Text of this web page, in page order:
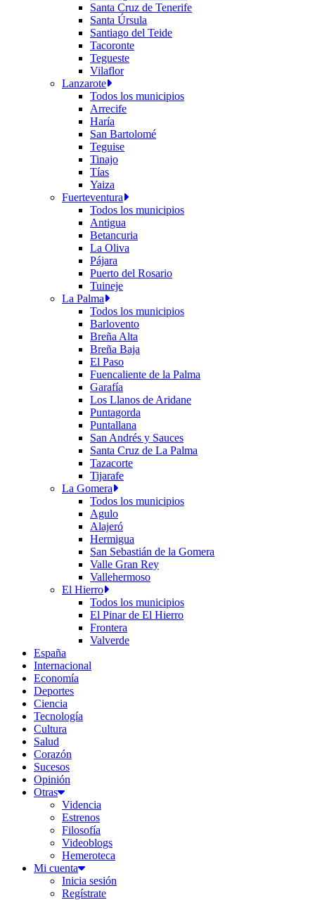
Santa Cruz de Tenerife
Santa Úrsula
Santiago del Teide
Tacoronte
Tegueste
Vilaflor
Lanzarote
Todos los municipios
Arrecife
Haría
San Bartolomé
Teguise
Tinajo
Tías
Yaiza
Fuerteventura
Todos los municipios
Antigua
Betancuria
La Oliva
Pájara
Puerto del Rosario
Tuineje
La Palma
Todos los municipios
Barlovento
Breña Alta
Breña Baja
El Paso
Fuencaliente de la Palma
Garafía
Los Llanos de Aridane
Puntagorda
Puntallana
San Andrés y Sauces
Santa Cruz de La Palma
Tazacorte
Tijarafe
La Gomera
Todos los municipios
Agulo
Alajeró
Hermigua
San Sebastián de la Gomera
Valle Gran Rey
Vallehermoso
El Hierro
Todos los municipios
El Pinar de El Hierro
Frontera
Valverde
España
Internacional
Economía
Deportes
Ciencia
Tecnología
Cultura
Salud
Corazón
Sucesos
Opinión
Otras
Videncia
Estrenos
Filosofía
Videoblogs
Hemeroteca
Mi cuenta
Inicia sesión
Regístrate